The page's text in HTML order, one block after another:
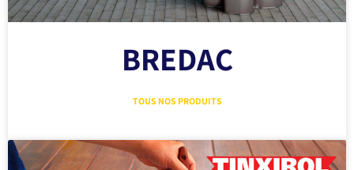
BREDAC
TOUS NOS PRODUITS